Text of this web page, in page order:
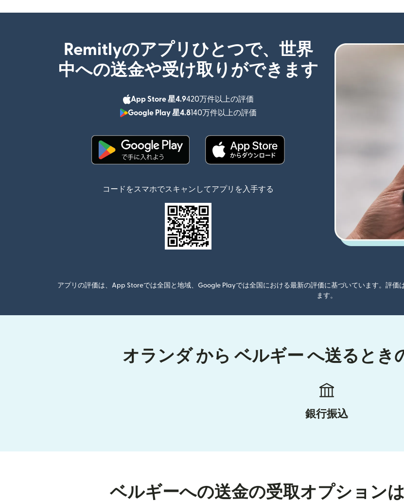
Remitlyのアプリひとつで、世界
中への送金や受け取りができます
App Store 星4.9420万件以上の評価
（別ウィンドウで開きます）
Google Play 星4.8140万件以上の評価
（別ウィンドウで開きます）
コードをスマホでスキャンしてアプリを入手する
アプリの評価は、App Storeでは全国と地域、Google Playでは全国における最新の評価に基づいています。評価
ます。
オランダ から ベルギー へ送るとき
銀行振込
ベルギーへの送金の受取オプション